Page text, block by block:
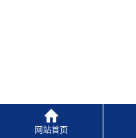
网站首页